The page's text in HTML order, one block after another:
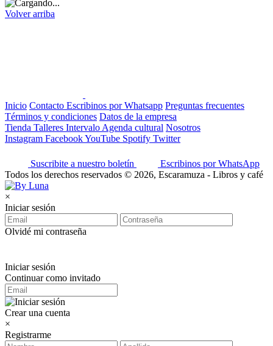
Volver arriba
Inicio Contacto Escribinos por Whatsapp Preguntas frecuentes
Términos y condiciones Datos de la empresa
Tienda Talleres Intervalo Agenda cultural Nosotros
Instagram FacebookYouTube Spotify Twitter
Suscribite a nuestro boletín
Escribinos por WhatsApp
Todos los derechos reservados © 2026, Escaramuza - Libros y café
×
Iniciar sesión
Olvidé mi contraseña
Iniciar sesión
Continuar como invitado
Crear una cuenta
×
Registrarme